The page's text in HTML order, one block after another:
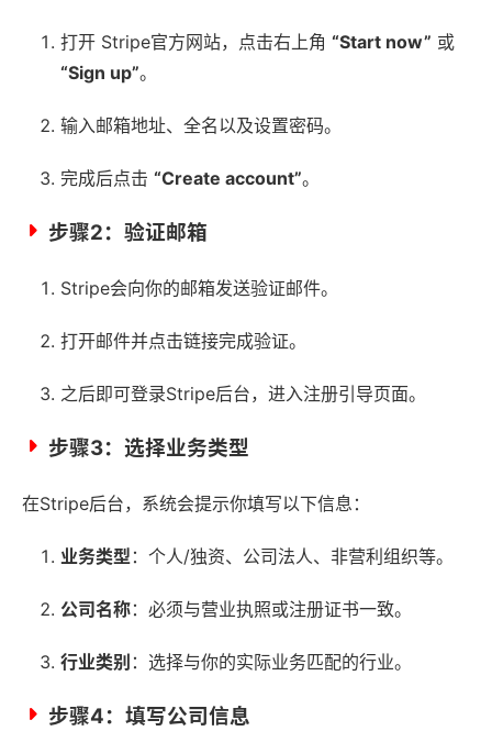
打开 Stripe官方网站，点击右上角 “Start now” 或
“Sign up”。
输入邮箱地址、全名以及设置密码。
完成后点击 “Create account”。
步骤2：验证邮箱
Stripe会向你的邮箱发送验证邮件。
打开邮件并点击链接完成验证。
之后即可登录Stripe后台，进入注册引导页面。
步骤3：选择业务类型
在Stripe后台，系统会提示你填写以下信息：
业务类型 ：个人/独资、公司法人、非营利组织等。
公司名称：必须与营业执照或注册证书一致。
行业类别 ：选择与你的实际业务匹配的行业。
步骤4：填写公司信息